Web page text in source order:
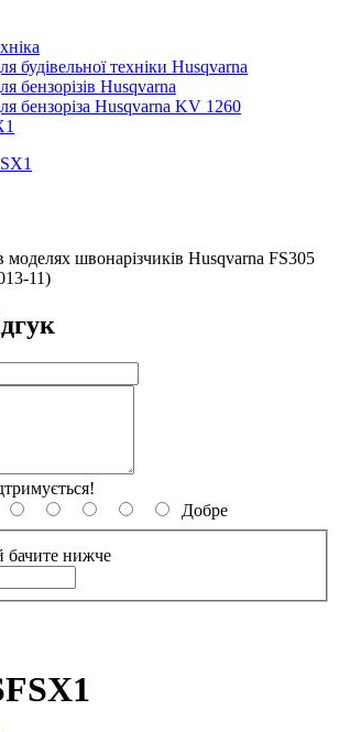
будівельної техніки Husqvarna
бензорізів Husqvarna
бензоріза Husqvarna KV 1260
моделях швонарізчиків Husqvarna FS305
11)
Добре
бачите нижче